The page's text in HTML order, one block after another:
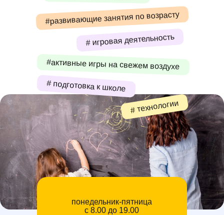
#развивающие занятия по возрасту
#активные игры на свежем воздухе
# игровая деятельность
# технологии
# подготовка к школе
понедельник-пятница
с 8.00 до 19.00